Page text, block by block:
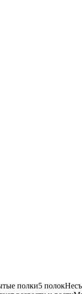
полки5